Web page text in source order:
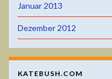
Januar 2013
Dezember 2012
KATEBUSH.COM